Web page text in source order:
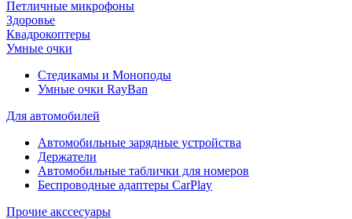
Петличные микрофоны
Здоровье
Квадрокоптеры
Умные очки
Стедикамы и Моноподы
Умные очки RayBan
Для автомобилей
Автомобильные зарядные устройства
Держатели
Автомобильные таблички для номеров
Беспроводные адаптеры CarPlay
Прочие акссесуары